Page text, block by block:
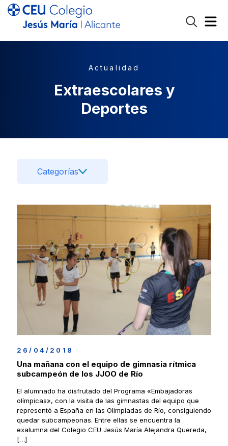
Actualidad
Extraescolares y
Deportes
Categorías
26/04/2018
Una mañana con el equipo de gimnasia rítmica
subcampeón de los JJOO de Río
El alumnado ha disfrutado del Programa «Embajadoras
olímpicas», con la visita de las gimnastas del equipo que
representó a España en las Olimpiadas de Río, consiguiendo
quedar subcampeonas. Entre ellas se encuentra la
exalumna del Colegio CEU Jesús María Alejandra Quereda,
[…]